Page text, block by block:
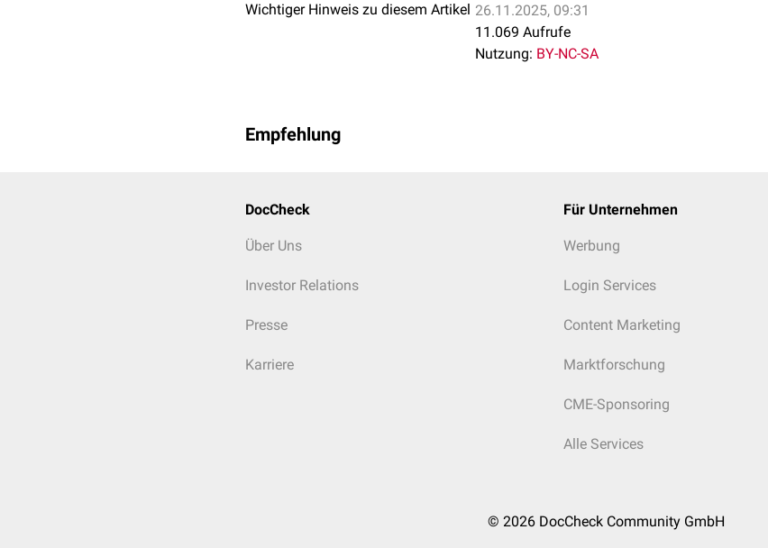
Wichtiger Hinweis zu diesem Artikel 26.11.2025, 09:31
11.069 Aufrufe
Nutzung: BY-NC-SA
Empfehlung
DocCheck
Über Uns
Investor Relations
Presse
Karriere
Für Unternehmen
Werbung
Login Services
Content Marketing
Marktforschung
CME-Sponsoring
Alle Services
© 2026 DocCheck Community GmbH